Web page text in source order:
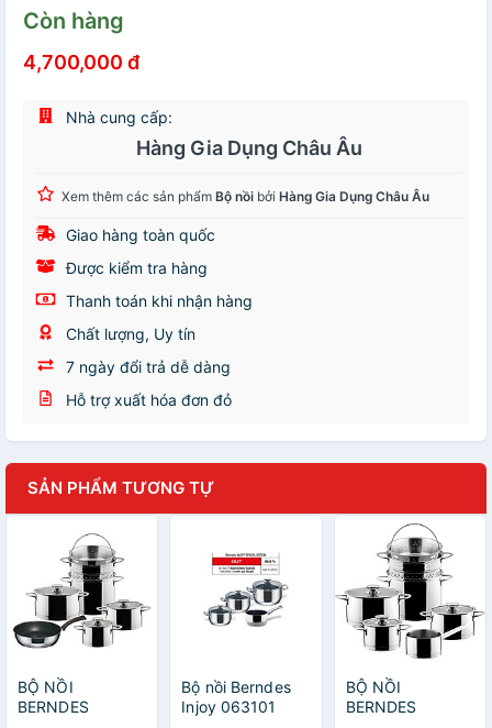
Còn hàng
4,700,000 đ
Nhà cung cấp:
Hàng Gia Dụng Châu Âu
Xem thêm các sản phẩm Bộ nồi bởi Hàng Gia Dụng Châu Âu
Giao hàng toàn quốc
Được kiểm tra hàng
Thanh toán khi nhận hàng
Chất lượng, Uy tín
7 ngày đổi trả dễ dàng
Hỗ trợ xuất hóa đơn đỏ
SẢN PHẨM TƯƠNG TỰ
BỘ NỒI
BERNDES
Bộ nồi Berndes
Injoy 063101
BỘ NỒI
BERNDES